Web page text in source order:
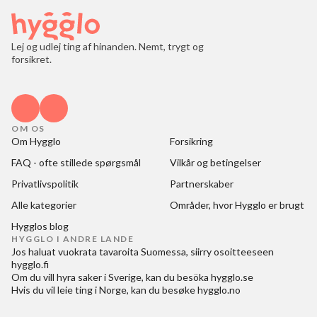
Lej og udlej ting af hinanden. Nemt, trygt og
forsikret.
OM OS
Om Hygglo
Forsikring
FAQ - ofte stillede spørgsmål
Vilkår og betingelser
Privatlivspolitik
Partnerskaber
Alle kategorier
Områder, hvor Hygglo er brugt
Hygglos blog
HYGGLO I ANDRE LANDE
Jos haluat vuokrata tavaroita Suomessa, siirry osoitteeseen
hygglo.fi
Om du vill hyra saker i Sverige, kan du besöka hygglo.se
Hvis du vil leie ting i Norge, kan du besøkehygglo.no